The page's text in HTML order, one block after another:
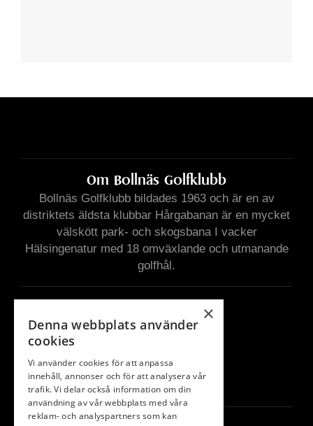
Om Bollnäs Golfklubb
Bollnäs Golfklubb bildades 1963 och är enav
distriktets äldsta klubbar Hårgabanan är en mycket
välskött park- och skogsbana I vacker
Hälsingenatur med 18 omväxlandeoch utmanande
golfhål.
Medlem
Klubben
Boende
×
Denna webbplats använder
cookies
Vi använder cookies för att anpassa
innehåll, annonser och för att analysera vår
trafik. Vi delar också information om din
användning av vår webbplats med våra
reklam- och analyspartners som kan